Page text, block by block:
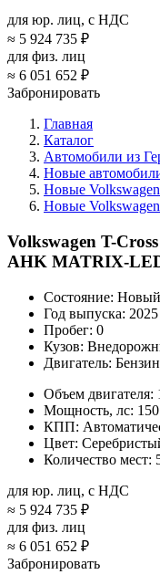
для юр. лиц, с НДС
≈ 5 924 735 ₽
для физ. лиц
≈ 6 051 652 ₽
Забронировать
Главная
Каталог
Автомобили из
Новые
Новые
Новые
Volkswagen T-
AHK MATRIX-
Состояние: Новый
Год выпуска: 2025
Пробег: 0
Кузов:
Двигатель: Бензин
Объем двигателя:
Мощность, лс: 150
КПП:
Цвет:
Количество мест:
для юр. лиц, с НДС
≈ 5 924 735 ₽
для физ. лиц
≈ 6 051 652 ₽
Забронировать